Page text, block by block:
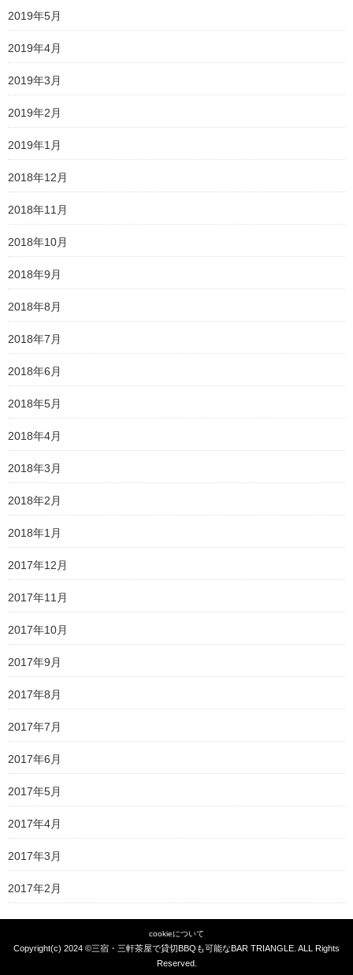
2019年5月
2019年4月
2019年3月
2019年2月
2019年1月
2018年12月
2018年11月
2018年10月
2018年9月
2018年8月
2018年7月
2018年6月
2018年5月
2018年4月
2018年3月
2018年2月
2018年1月
2017年12月
2017年11月
2017年10月
2017年9月
2017年8月
2017年7月
2017年6月
2017年5月
2017年4月
2017年3月
2017年2月
cookieについて
Copyright(c) 2024 ©三宿・三軒茶屋で貸切BBQも可能なBAR TRIANGLE . ALL Rights
Reserved.